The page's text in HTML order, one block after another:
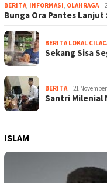
BERITA, INFORMASI, OLAHRAGA
Bunga Ora Pantes Lanjut
BERITA LOKAL
Sekang Sisa
BERITA 21
Santri Milenial
ISLAM